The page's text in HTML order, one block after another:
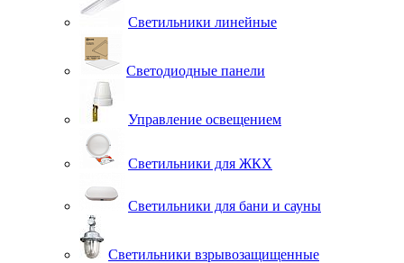
Светильники линейные
Светодиодные панели
Управление освещением
Светильники для ЖКХ
Светильники для бани и сауны
Светильники взрывозащищенные